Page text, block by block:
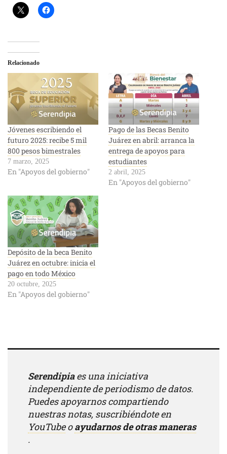
Relacionado
Jóvenes escribiendo el
futuro 2025: recibe 5 mil
800 pesos bimestrales
7 marzo, 2025
En "Apoyos del gobierno"
Pago de las Becas Benito
Juárez en abril: arranca la
entrega de apoyos para
estudiantes
2 abril, 2025
En "Apoyos del gobierno"
Depósito de la beca Benito
Juárez en octubre: inicia el
pago en todo México
20 octubre, 2025
En "Apoyos del gobierno"
Serendipiaes una iniciativa
independiente de periodismo de datos.
Puedes apoyarnos compartiendo
nuestras notas, suscribiéndote en
YouTubeoayudarnos de otras maneras
.